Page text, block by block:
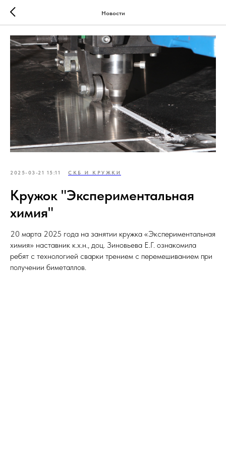
Новости
2025-03-21 15:11 СКБ И КРУЖКИ
Кружок "Экспериментальная
химия"
20 марта 2025 года на занятии кружка «Экспериментальная
химия» наставник к.х.н., доц. Зиновьева Е.Г. ознакомила
ребят с технологией сварки трением с перемешиванием при
получении биметаллов.